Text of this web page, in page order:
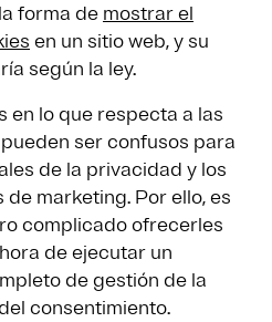
forma de mostrar el
en un sitio web, y su
según la ley.
en lo que respecta a las
ser confusos para
de la privacidad y los
marketing. Por ello, es
complicado ofrecerles
de ejecutar un
de gestión de la
consentimiento.